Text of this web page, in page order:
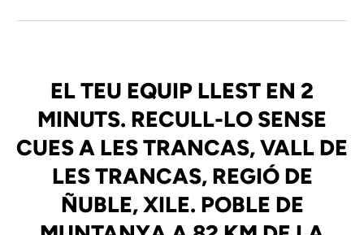
EL TEU EQUIP LLEST EN 2
MINUTS. RECULL-LO SENSE
CUES A LES TRANCAS, VALL DE
LES TRANCAS, REGIÓ DE
ÑUBLE, XILE. POBLE DE